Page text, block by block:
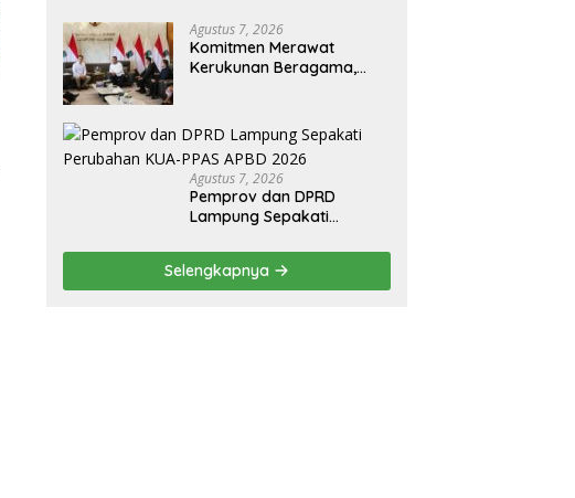
Jagokan Baru Ranji Tiga
Besar Desa Helau
Agustus 7, 2026
Komitmen Merawat
Kerukunan Beragama,
Penghargaan dari HKBP
Lampung
Agustus 7, 2026
Pemprov dan DPRD
Lampung Sepakati
APBD 2026
Selengkapnya